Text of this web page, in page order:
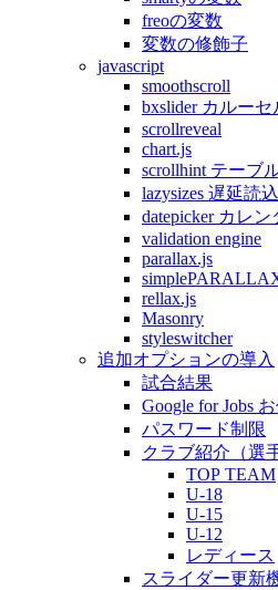
freoの変数
変数の修飾子
javascript
smoothscroll
bxslider カルーセ
scrollreveal
chart.js
scrollhint テーブ
lazysizes 遅延読込
datepicker カレ
validation engine
parallax.js
rellax.js
Masonry
styleswitcher
追加オプションの導入
試合結果
Google for Jobs
パスワード制限
クラブ紹介（選
TOP TEAM
U-18
U-15
U-12
レディース
スライダー更新